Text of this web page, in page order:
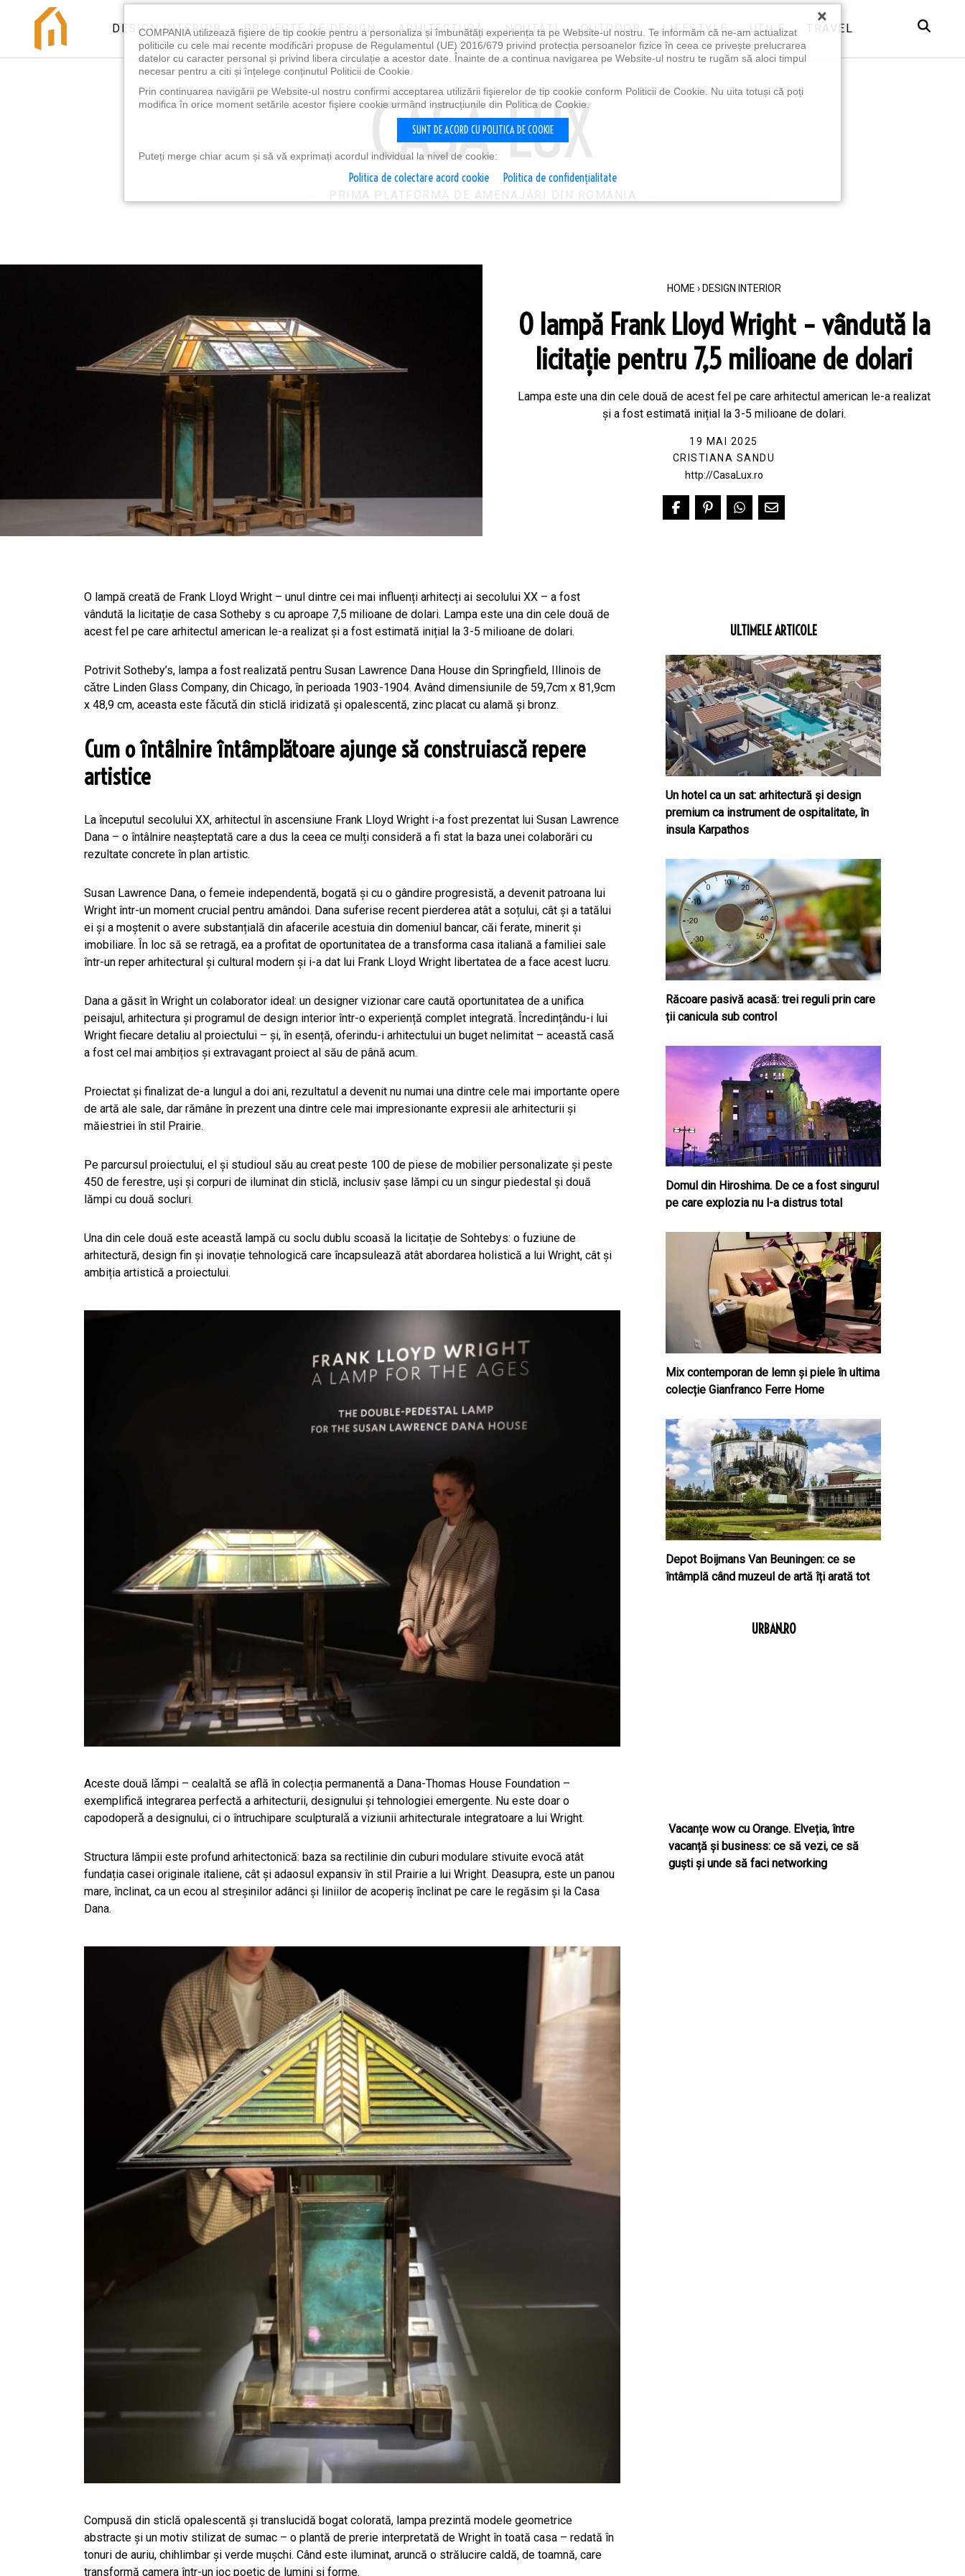
DESIGN INTERIOR PROIECTE DE DESIGN ARHITECTURĂ NOUTĂȚI OUTDOOR LIFESTYLE UTILE TRAVEL
PRIMA PLATFORMĂ DE AMENAJĂRI DIN ROMÂNIA
HOME › DESIGN INTERIOR
O lampă Frank Lloyd Wright – vândută la
licitație pentru 7,5 milioane de dolari
Lampa este una din cele două de acest fel pe care arhitectul american le-a realizat
și a fost estimată inițial la 3-5 milioane de dolari.
19 MAI 2025
CRISTIANA SANDU
http://CasaLux.ro
O lampă creată de Frank Lloyd Wright – unul dintre cei mai influenți arhitecți ai secolului XX – a fost
vândută la licitație de casa Sotheby s cu aproape 7,5 milioane de dolari. Lampa este una din cele două de
acest fel pe care arhitectul american le-a realizat și a fost estimată inițial la 3-5 milioane de dolari.
Potrivit Sotheby’s, lampa a fost realizată pentru Susan Lawrence Dana House din Springfield, Illinois de
cǎtre Linden Glass Company, din Chicago, în perioada 1903-1904. Având dimensiunile de 59,7cm x 81,9cm
x 48,9 cm, aceasta este fǎcutǎ din sticlă iridizată și opalescentă, zinc placat cu alamă şi bronz.
Cum o întâlnire întâmplătoare ajunge să construiască repere
artistice
La începutul secolului XX, arhitectul în ascensiune Frank Lloyd Wright i-a fost prezentat lui Susan Lawrence
Dana – o întâlnire neașteptată care a dus la ceea ce mulți consideră a fi stat la baza unei colaborări cu
rezultate concrete în plan artistic.
Susan Lawrence Dana, o femeie independentă, bogată și cu o gândire progresistă, a devenit patroana lui
Wright într-un moment crucial pentru amândoi. Dana suferise recent pierderea atât a soțului, cât și a tatălui
ei și a moștenit o avere substanțială din afacerile acestuia din domeniul bancar, căi ferate, minerit și
imobiliare. În loc să se retragă, ea a profitat de oportunitatea de a transforma casa italiană a familiei sale
într-un reper arhitectural și cultural modern și i-a dat lui Frank Lloyd Wright libertatea de a face acest lucru.
Dana a găsit în Wright un colaborator ideal: un designer vizionar care caută oportunitatea de a unifica
peisajul, arhitectura și programul de design interior într-o experiență complet integrată. Încredințându-i lui
Wright fiecare detaliu al proiectului – și, în esență, oferindu-i arhitectului un buget nelimitat – aceastǎ casǎ
a fost cel mai ambițios și extravagant proiect al său de până acum.
Proiectat și finalizat de-a lungul a doi ani, rezultatul a devenit nu numai una dintre cele mai importante opere
de artă ale sale, dar rămâne în prezent una dintre cele mai impresionante expresii ale arhitecturii și
măiestriei în stil Prairie.
Pe parcursul proiectului, el și studioul său au creat peste 100 de piese de mobilier personalizate și peste
450 de ferestre, uși și corpuri de iluminat din sticlă, inclusiv șase lămpi cu un singur piedestal și două
lămpi cu două socluri.
Una din cele două este aceastǎ lampă cu soclu dublu scoasă la licitație de Sohtebys: o fuziune de
arhitectură, design fin și inovație tehnologică care încapsulează atât abordarea holistică a lui Wright, cât și
ambiția artistică a proiectului.
Aceste două lǎmpi – cealaltǎ se află în colecția permanentă a Dana-Thomas House Foundation –
exemplifică integrarea perfectă a arhitecturii, designului și tehnologiei emergente. Nu este doar o
capodoperǎ a designului, ci o întruchipare sculpturalǎ a viziunii arhitecturale integratoare a lui Wright.
Structura lămpii este profund arhitectonică: baza sa rectilinie din cuburi modulare stivuite evocă atât
fundația casei originale italiene, cât și adaosul expansiv în stil Prairie a lui Wright. Deasupra, este un panou
mare, înclinat, ca un ecou al streșinilor adânci și liniilor de acoperiș înclinat pe care le regăsim și la Casa
Dana.
Compusă din sticlă opalescentă și translucidă bogat colorată, lampa prezintă modele geometrice
abstracte și un motiv stilizat de sumac – o plantă de prerie interpretată de Wright în toată casa – redată în
tonuri de auriu, chihlimbar și verde mușchi. Când este iluminat, aruncă o strălucire caldă, de toamnă, care
transformă camera într-un joc poetic de lumini și forme.
ULTIMELE ARTICOLE
Un hotel ca un sat: arhitectură și design
premium ca instrument de ospitalitate, în
insula Karpathos
Răcoare pasivă acasă: trei reguli prin care
ții canicula sub control
Domul din Hiroshima. De ce a fost singurul
pe care explozia nu l-a distrus total
Mix contemporan de lemn şi piele în ultima
colecție Gianfranco Ferre Home
Depot Boijmans Van Beuningen: ce se
întâmplă când muzeul de artă îți arată tot
URBAN.RO
Vacanțe wow cu Orange. Elveția, între
vacanță și business: ce să vezi, ce să
guști și unde să faci networking
×
COMPANIA utilizează fişiere de tip cookie pentru a personaliza și îmbunătăți experiența ta pe Website-ul nostru. Te informăm că ne-am actualizat
politicile cu cele mai recente modificări propuse de Regulamentul (UE) 2016/679 privind protecția persoanelor fizice în ceea ce privește prelucrarea
datelor cu caracter personal și privind libera circulație a acestor date. Înainte de a continua navigarea pe Website-ul nostru te rugăm să aloci timpul
necesar pentru a citi și înțelege conținutul Politicii de Cookie.
Prin continuarea navigării pe Website-ul nostru confirmi acceptarea utilizării fişierelor de tip cookie conform Politicii de Cookie. Nu uita totuși că poți
modifica în orice moment setările acestor fişiere cookie urmând instrucțiunile din Politica de Cookie.
SUNT DE ACORD CU POLITICA DE COOKIE
Puteți merge chiar acum și să vă exprimați acordul individual la nivel de cookie:
Politica de colectare acord cookie Politica de confidențialitate